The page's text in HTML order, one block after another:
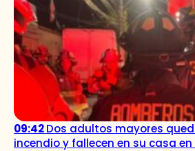
09:42Dos adultos mayores
incendio y fallecen en su casa en